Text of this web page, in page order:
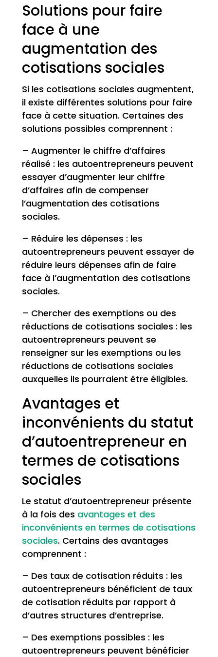
Solutions pour faire
face à une
augmentation des
cotisations sociales
Si les cotisations sociales augmentent,
il existe différentes solutions pour faire
face à cette situation. Certaines des
solutions possibles comprennent :
– Augmenter le chiffre d’affaires
réalisé : les autoentrepreneurs peuvent
essayer d’augmenter leur chiffre
d’affaires afin de compenser
l’augmentation des cotisations
sociales.
– Réduire les dépenses : les
autoentrepreneurs peuvent essayer de
réduire leurs dépenses afin de faire
face à l’augmentation des cotisations
sociales.
– Chercher des exemptions ou des
réductions de cotisations sociales : les
autoentrepreneurs peuvent se
renseigner sur les exemptions ou les
réductions de cotisations sociales
auxquelles ils pourraient être éligibles.
Avantages et
inconvénients du statut
d’autoentrepreneur en
termes de cotisations
sociales
Le statut d’autoentrepreneur présente
à la fois des avantages et des
inconvénients en termes de cotisations
sociales. Certains des avantages
comprennent :
– Des taux de cotisation réduits : les
autoentrepreneurs bénéficient de taux
de cotisation réduits par rapport à
d’autres structures d’entreprise.
– Des exemptions possibles : les
autoentrepreneurs peuvent bénéficier